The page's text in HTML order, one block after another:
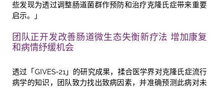
些发现为透过调整肠道菌群作预防和治疗克隆氏症带来重要
启示。」
团队正开发改善肠道微生态失衡新疗法 增加康复
和病情纾缓机会
透过「GIVES-21」的研究成果，揉合医学界对克隆氏症流行
病学的知识，团队致力找出致病因素，并准确预测此病对未